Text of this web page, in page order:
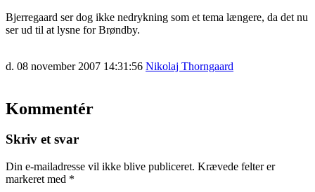
Bjerregaard ser dog ikke nedrykning som et tema længere, da det nu
ser ud til at lysne for Brøndby.
d. 08 november 2007 14:31:56 Nikolaj Thorngaard
Kommentér
Skriv et svar
Din e-mailadresse vil ikke blive publiceret. Krævede felter er
markeret med *